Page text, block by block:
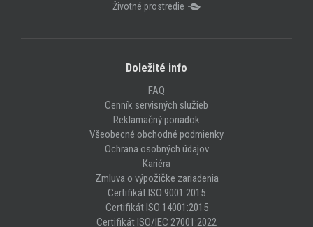
Životné prostredie
Doležité info
FAQ
Cenník servisných služieb
Reklamačný poriadok
Všeobecné obchodné podmienky
Ochrana osobných údajov
Kariéra
Zmluva o výpožičke zariadenia
Certifikát ISO 9001:2015
Certifikát ISO 14001:2015
Certifikát ISO/IEC 27001:2022